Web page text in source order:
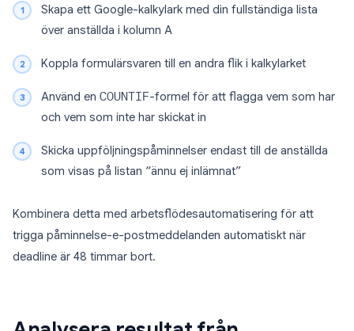
Skapa ett Google-kalkylark med din fullständiga lista
över anställda i kolumn A
Koppla formulärsvaren till en andra flik i kalkylarket
Använd en COUNTIF-formel för att flagga vem som har
och vem som inte har skickat in
Skicka uppföljningspåminnelser endast till de anställda
som visas på listan “ännu ej inlämnat”
Kombinera detta med arbetsflödesautomatisering för att
trigga påminnelse-e-postmeddelanden automatiskt när
deadline är 48 timmar bort.